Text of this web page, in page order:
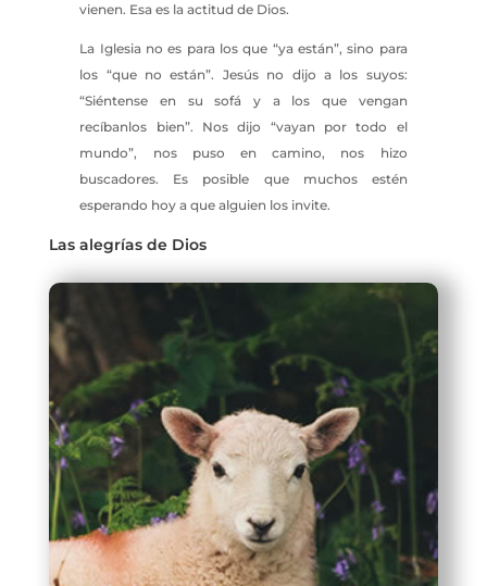
vienen. Esa es la actitud de Dios.
La Iglesia no es para los que “ya están”, sino para
los “que no están”. Jesús no dijo a los suyos:
“Siéntense en su sofá y a los que vengan
recíbanlos bien”. Nos dijo “vayan por todo el
mundo”, nos puso en camino, nos hizo
buscadores. Es posible que muchos estén
esperando hoy a que alguien los invite.
Las alegrías de Dios